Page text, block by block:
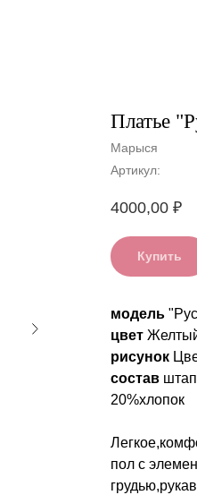
Платье
Марыся
Артикул:
4000,00 ₽
Купить
модель
цвет
рисунок
состав
20%хлопок
пол с